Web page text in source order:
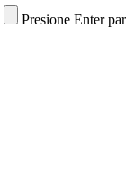
Presione Enter